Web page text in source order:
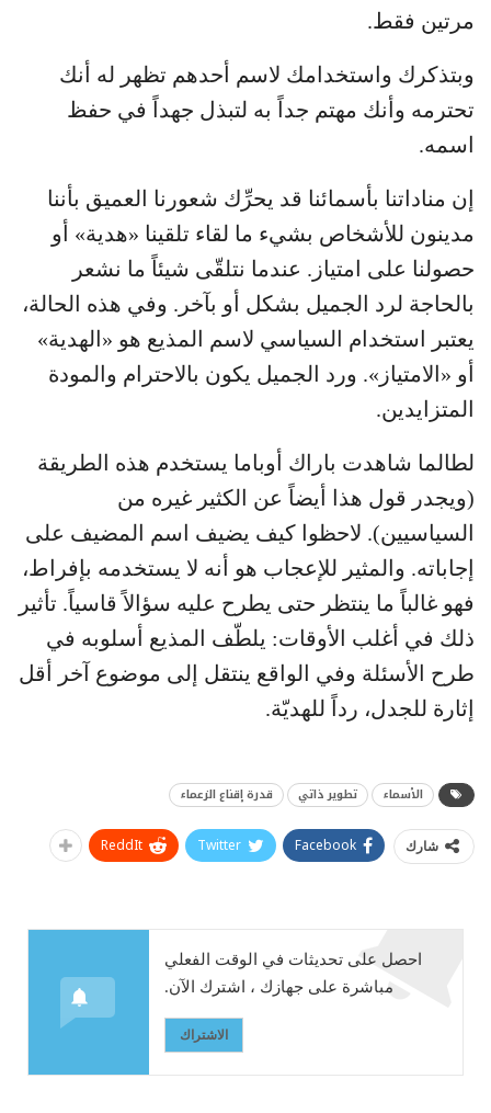
مرتين فقط.
وبتذكرك واستخدامك لاسم أحدهم تظهر له أنك
تحترمه وأنك مهتم جداً به لتبذل جهداً في حفظ
اسمه.
إن مناداتنا بأسمائنا قد يحرِّك شعورنا العميق بأننا
مدينون للأشخاص بشيء ما لقاء تلقينا «هدية» أو
حصولنا على امتياز. عندما نتلقّى شيئاً ما نشعر
بالحاجة لرد الجميل بشكل أو بآخر. وفي هذه الحالة،
يعتبر استخدام السياسي لاسم المذيع هو «الهدية»
أو «الامتياز». ورد الجميل يكون بالاحترام والمودة
المتزايدين.
لطالما شاهدت باراك أوباما يستخدم هذه الطريقة
(ويجدر قول هذا أيضاً عن الكثير غيره من
السياسيين). لاحظوا كيف يضيف اسم المضيف على
إجاباته. والمثير للإعجاب هو أنه لا يستخدمه بإفراط،
فهو غالباً ما ينتظر حتى يطرح عليه سؤالاً قاسياً. تأثير
ذلك في أغلب الأوقات: يلطّف المذيع أسلوبه في
طرح الأسئلة وفي الواقع ينتقل إلى موضوع آخر أقل
إثارة للجدل، رداً للهديّة.
الأسماء تطوير ذاتي قدرة إقناع الزعماء
شارك Facebook
Twitter
ReddIt
احصل على تحديثات في الوقت الفعلي
مباشرة على جهازك ، اشترك الآن.
الاشتراك